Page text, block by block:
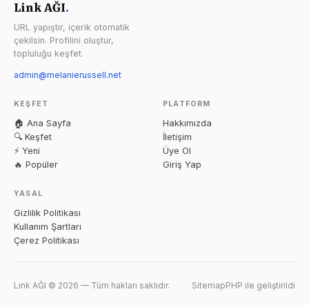
Link AĞI.
URL yapıştır, içerik otomatik
çekilsin. Profilini oluştur,
topluluğu keşfet.
admin@melanierussell.net
KEŞFET
🏠 Ana Sayfa
🔍 Keşfet
⚡ Yeni
🔥 Popüler
PLATFORM
Hakkımızda
İletişim
Üye Ol
Giriş Yap
YASAL
Gizlilik Politikası
Kullanım Şartları
Çerez Politikası
Link AĞI © 2026 — Tüm hakları saklıdır. SitemapPHP ile geliştirildi